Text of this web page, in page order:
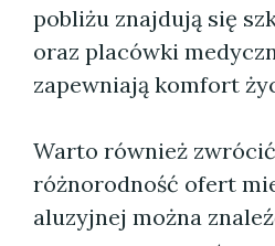
pobliżu znajdują się
oraz placówki
zapewniają komfort
Warto również
różnorodność ofert
aluzyjnej można